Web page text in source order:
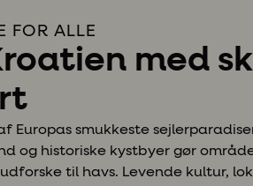
FOR ALLE
med
Europas smukkeste
og historiske kystbyer gør
til havs. Levende kultur,